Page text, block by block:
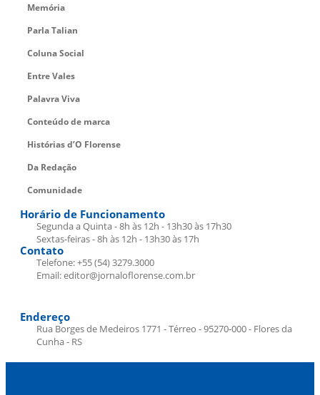
Memória
Parla Talian
Coluna Social
Entre Vales
Palavra Viva
Conteúdo de marca
Histórias d’O Florense
Da Redação
Comunidade
Horário de Funcionamento
Segunda a Quinta - 8h às 12h - 13h30 às 17h30
Sextas-feiras - 8h às 12h - 13h30 às 17h
Contato
Telefone: +55 (54) 3279.3000
Email: editor@jornaloflorense.com.br
Endereço
Rua Borges de Medeiros 1771 - Térreo - 95270-000 - Flores da
Cunha - RS